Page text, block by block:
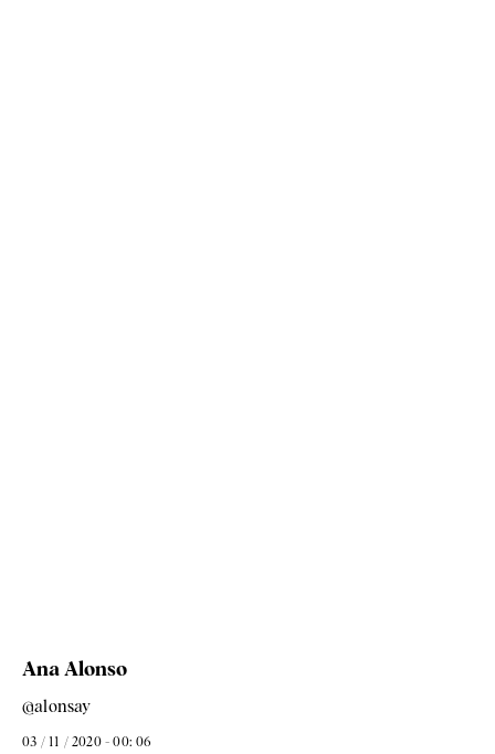
Ana Alonso
@alonsay
03 / 11 / 2020 - 00: 06